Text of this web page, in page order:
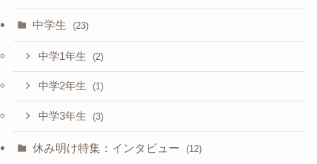
中学生 (23)
中学1年生 (2)
中学2年生 (1)
中学3年生 (3)
休み明け特集：インタビュー (12)